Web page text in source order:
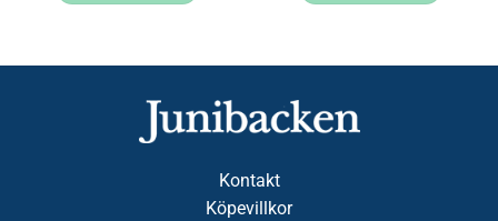
Kontakt
Köpevillkor